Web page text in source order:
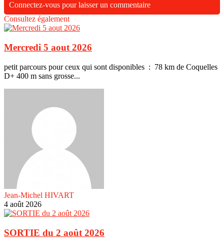
Connectez-vous pour laisser un commentaire
Consultez également
Mercredi 5 aout 2026
petit parcours pour ceux qui sont disponibles : 78 km de Coquelles
D+ 400 m sans grosse...
Jean-Michel HIVART
4 août 2026
SORTIE du 2 août 2026